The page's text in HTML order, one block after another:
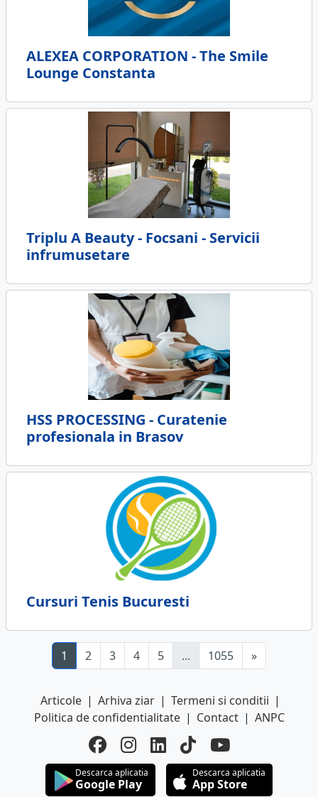
ALEXEA CORPORATION - The Smile
Lounge Constanta
Triplu A Beauty - Focsani - Servicii
infrumusetare
HSS PROCESSING - Curatenie
profesionala in Brasov
Cursuri Tenis Bucuresti
1 2 3 4 5 ... 1055 »
Articole | Arhiva ziar | Termeni si conditii |
Politica de confidentialitate | Contact | ANPC
Descarca aplicatia
Google Play
Descarca aplicatia
App Store